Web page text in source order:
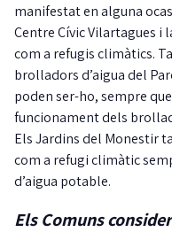
manifestat en alguna
Centre Cívic Vilartagues i
com a refugis climàtics.
brolladors d’aigua del
poden ser-ho, sempre
funcionament dels
Els Jardins del Monestir
com a refugi climàtic
d’aigua potable.
Els Comuns